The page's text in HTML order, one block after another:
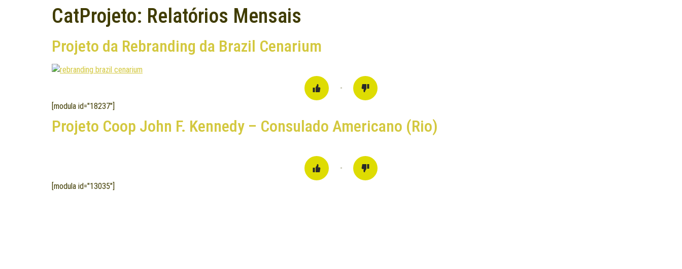
CatProjeto: Relatórios Mensais
Projeto da Rebranding da Brazil Cenarium
-
[modula id="18237"]
Projeto Coop John F. Kennedy – Consulado Americano (Rio)
-
[modula id="13035"]